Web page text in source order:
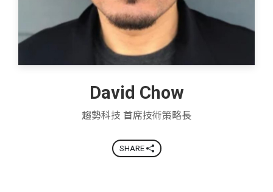
David Chow
趨勢科技 首席技術策略長
SHARE